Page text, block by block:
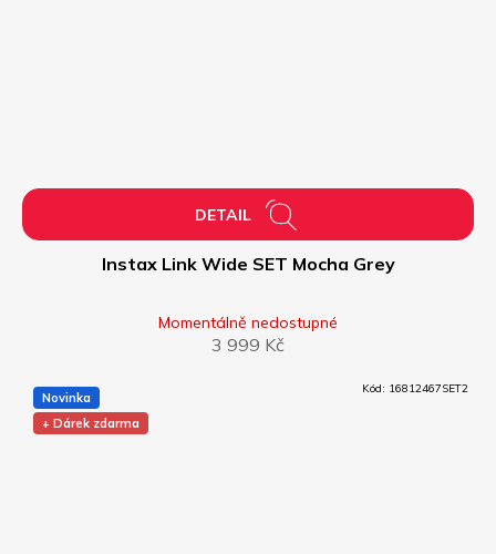
Instax Link Wide SET Mocha Grey
Momentálně nedostupné
3 999 Kč
DETAIL
Novinka
+ Dárek zdarma
Kód: 16812467SET2